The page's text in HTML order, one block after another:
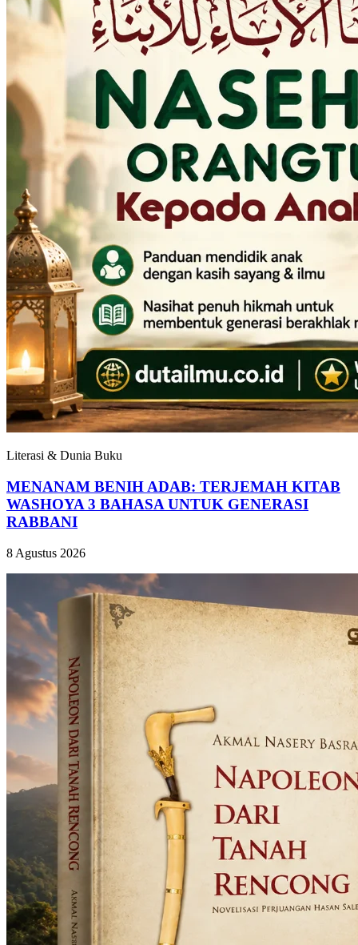
Literasi & Dunia Buku
MENANAM BENIH ADAB: TERJEMAH KITAB
WASHOYA 3 BAHASA UNTUK GENERASI
RABBANI
8 Agustus 2026